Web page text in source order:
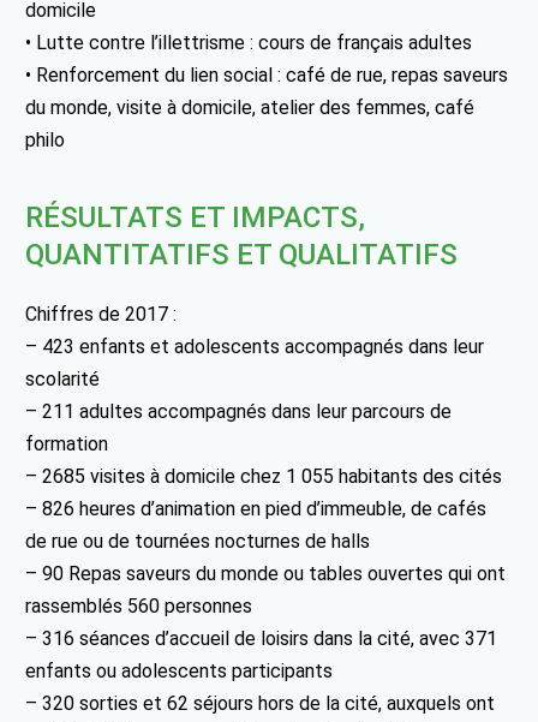
domicile
• Lutte contre l’illettrisme : cours de français adultes
• Renforcement du lien social : café de rue, repas saveurs
du monde, visite à domicile, atelier des femmes, café
philo
RÉSULTATS ET IMPACTS,
QUANTITATIFS ET QUALITATIFS
Chiffres de 2017 :
– 423 enfants et adolescents accompagnés dans leur
scolarité
– 211 adultes accompagnés dans leur parcours de
formation
– 2685 visites à domicile chez 1 055 habitants des cités
– 826 heures d’animation en pied d’immeuble, de cafés
de rue ou de tournées nocturnes de halls
– 90 Repas saveurs du monde ou tables ouvertes qui ont
rassemblés 560 personnes
– 316 séances d’accueil de loisirs dans la cité, avec 371
enfants ou adolescents participants
– 320 sorties et 62 séjours hors de la cité, auxquels ont